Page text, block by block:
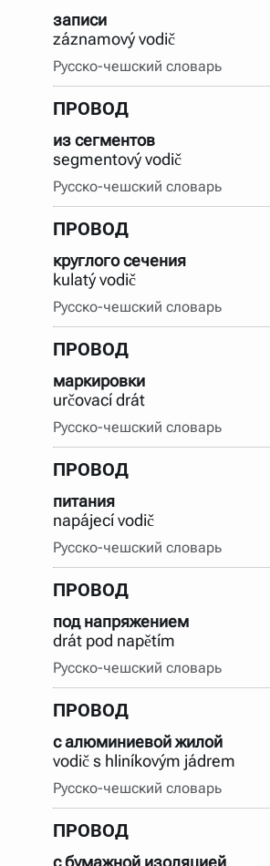
записи
záznamový vodič
Русско-чешский словарь
ПРОВОД
из сегментов
segmentový vodič
Русско-чешский словарь
ПРОВОД
круглого сечения
kulatý vodič
Русско-чешский словарь
ПРОВОД
маркировки
určovací drát
Русско-чешский словарь
ПРОВОД
питания
napájecí vodič
Русско-чешский словарь
ПРОВОД
под напряжением
drát pod napětím
Русско-чешский словарь
ПРОВОД
с алюминиевой жилой
vodič s hliníkovým jádrem
Русско-чешский словарь
ПРОВОД
с бумажной изоляцией